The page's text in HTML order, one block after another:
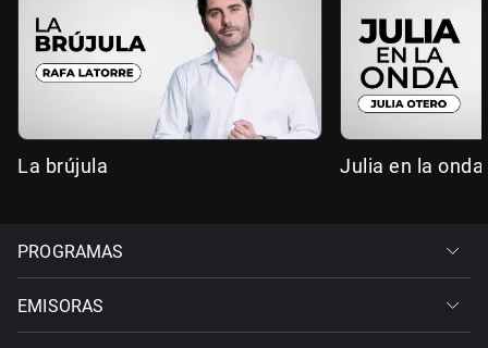
La brújula Julia en la onda
PROGRAMAS
EMISORAS